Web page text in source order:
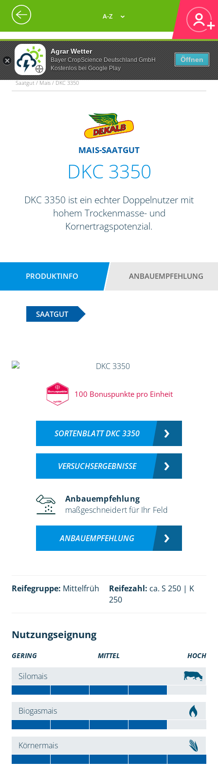
Agrar Wetter
Bayer CropScience Deutschland GmbH
Kostenlos bei Google Play
Öffnen
A-Z
Saatgut / Mais / DKC 3350
MAIS-SAATGUT
DKC 3350
DKC 3350 ist ein echter Doppelnutzer mit
hohem Trockenmasse- und
Kornertragspotenzial.
PRODUKTINFO ANBAUEMPFEHLUNG
SAATGUT
100 Bonuspunkte pro Einheit
SORTENBLATT DKC 3350
VERSUCHSERGEBNISSE
Anbauempfehlung
maßgeschneidert für Ihr Feld
ANBAUEMPFEHLUNG
Reifegruppe: Mittelfrüh Reifezahl: ca. S 250 | K
250
Nutzungseignung
GERING MITTEL HOCH
Silomais
Biogasmais
Körnermais